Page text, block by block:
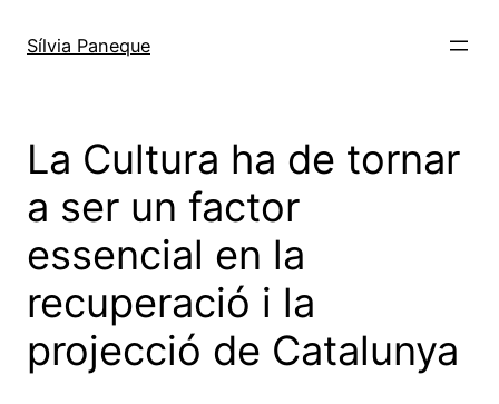
Sílvia Paneque
La Cultura ha de tornar
a ser un factor
essencial en la
recuperació i la
projecció de Catalunya